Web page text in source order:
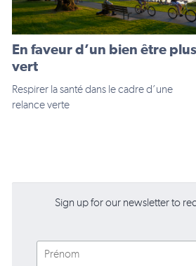
En faveur d’un bien être plus
vert
Respirer la santé dans le cadre d’une
relance verte
Sign up for our newsletter to